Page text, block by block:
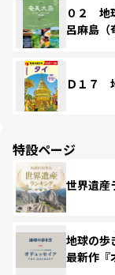
０２ 地
呂麻島
Ｄ１７
特設ページ
世界遺産
地球の歩
最新作『